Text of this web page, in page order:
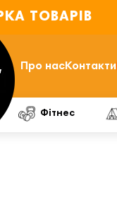
ТОВАРІВ
Про насКонтакти
Фітнес